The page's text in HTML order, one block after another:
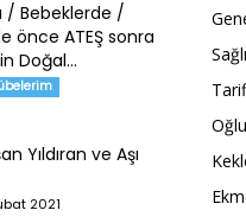
/ Bebeklerde /
önce ATEŞ sonra
Doğal...
Yıldıran ve Aşı
2021